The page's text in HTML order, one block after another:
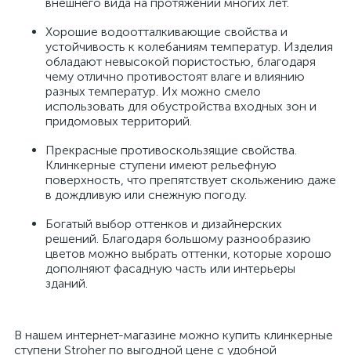
Хорошие водоотталкивающие свойства и
устойчивость к колебаниям температур. Изделия
обладают невысокой пористостью, благодаря
чему отлично противостоят влаге и влиянию
разных температур. Их можно смело
использовать для обустройства входных зон и
придомовых территорий.
Прекрасные противоскользящие свойства.
Клинкерные ступени имеют рельефную
поверхность, что препятствует скольжению даже
в дождливую или снежную погоду.
Богатый выбор оттенков и дизайнерских
решений. Благодаря большому разнообразию
цветов можно выбрать оттенки, которые хорошо
дополняют фасадную часть или интерьеры
зданий.
В нашем интернет-магазине можно купить клинкерные
ступени Stroher по выгодной цене с удобной